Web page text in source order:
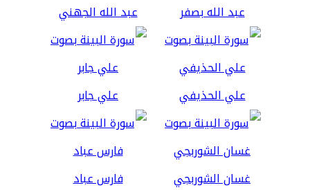
عبد الله بصفر عبد الله الجهني
علي الحذيفي علي جابر
غسان الشوربجي فارس عباد